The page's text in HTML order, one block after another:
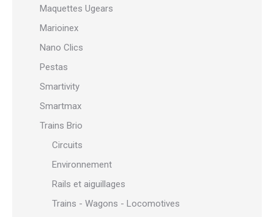
Maquettes Ugears
Marioinex
Nano Clics
Pestas
Smartivity
Smartmax
Trains Brio
Circuits
Environnement
Rails et aiguillages
Trains - Wagons - Locomotives